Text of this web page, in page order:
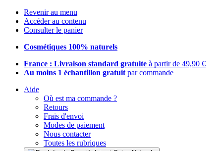
Revenir au menu
Accéder au contenu
Consulter le panier
Cosmétiques 100% naturels
France : Livraison standard gratuite à partir de 49,90 €
Au moins 1 échantillon gratuit par commande
Aide
Où est ma commande ?
Retours
Frais d'envoi
Modes de paiement
Nous contacter
Toutes les rubriques